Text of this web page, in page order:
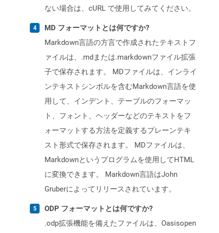
ない場合は、cURL で使用してみてください。
MD フォーマットとは何ですか?
Markdown言語の方言で作成されたテキストフ
ァイルは、.mdまたは.markdownファイル拡張
子で保存されます。 MDファイルは、インライ
ンテキストシンボルを含むMarkdown言語を使
用して、インデント、テーブルのフォーマッ
ト、フォント、ヘッダーなどのテキストをフ
ォーマットする方法を定義するプレーンテキ
スト形式で保存されます。 MDファイルは、
Markdownというプログラムを使用してHTML
に変換できます。 Markdown言語はJohn
Gruberによってリリースされています。
ODP フォーマットとは何ですか?
.odp拡張機能を備えたファイルは、Oasisopen